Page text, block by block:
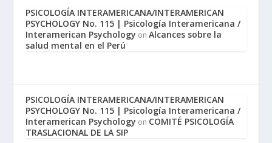
PSICOLOGÍA INTERAMERICANA/INTERAMERICAN
PSYCHOLOGY No. 115 | Psicología Interamericana /
Interamerican Psychology onAlcances sobre la
salud mental en el Perú
PSICOLOGÍA INTERAMERICANA/INTERAMERICAN
PSYCHOLOGY No. 115 | Psicología Interamericana /
Interamerican Psychology on COMITÉ PSICOLOGÍA
TRASLACIONAL DE LA SIP